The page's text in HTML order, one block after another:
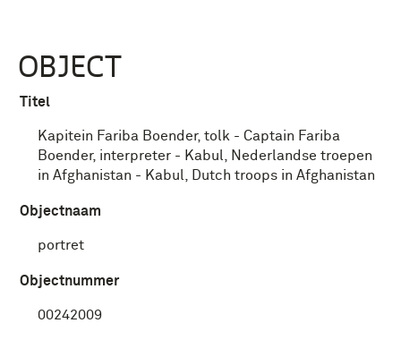
OBJECT
Titel
Kapitein Fariba Boender, tolk - Captain Fariba
Boender, interpreter - Kabul, Nederlandse troepen
in Afghanistan - Kabul, Dutch troops in Afghanistan
Objectnaam
portret
Objectnummer
00242009